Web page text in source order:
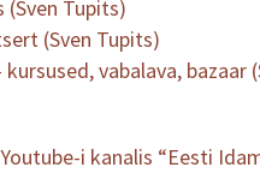
(Sven Tupits)
(Sven Tupits)
kursused, vabalava, bazaar
Youtube-i kanalis “Eesti